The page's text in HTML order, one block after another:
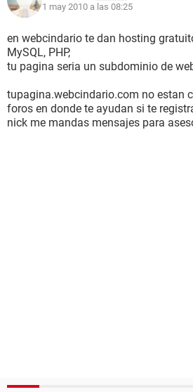
1 may 2010 a las 08:25
en webcindario te dan hosting
MySQL, PHP,
tu pagina seria un subdominio de
tupagina.webcindario.com no estan
foros en donde te ayudan si te
nick me mandas mensajes para